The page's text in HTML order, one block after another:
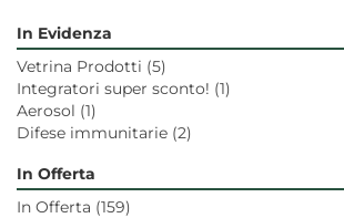
In Evidenza
Vetrina Prodotti (5)
Integratori super sconto! (1)
Aerosol (1)
Difese immunitarie (2)
In Offerta
In Offerta (159)